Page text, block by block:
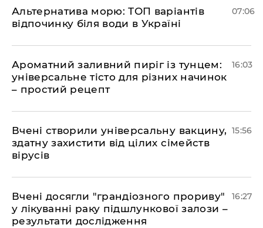
Альтернатива морю: ТОП варіантів
відпочинку біля води в Україні
07:06
Ароматний заливний пиріг із тунцем:
універсальне тісто для різних начинок
– простий рецепт
16:03
Вчені створили універсальну вакцину,
здатну захистити від цілих сімейств
вірусів
15:56
Вчені досягли "грандіозного прориву"
у лікуванні раку підшлункової залози –
результати дослідження
16:27